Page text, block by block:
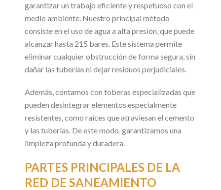
garantizar un trabajo eficiente y respetuoso con el
medio ambiente. Nuestro principal método
consiste en el uso de agua a alta presión, que puede
alcanzar hasta 215 bares. Este sistema permite
eliminar cualquier obstrucción de forma segura, sin
dañar las tuberías ni dejar residuos perjudiciales.
Además, contamos con toberas especializadas que
pueden desintegrar elementos especialmente
resistentes, como raíces que atraviesan el cemento
y las tuberías. De este modo, garantizamos una
limpieza profunda y duradera.
PARTES PRINCIPALES DE LA
RED DE SANEAMIENTO